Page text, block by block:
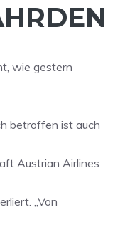
wie gestern
betroffen ist auch
Austrian Airlines
„Von